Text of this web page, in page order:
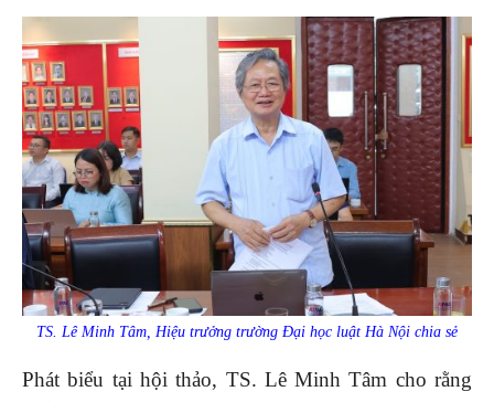
TS. Lê Minh Tâm, Hiệu trưởng trường Đại học luật Hà Nội chia sẻ
Phát biểu tại hội thảo, TS. Lê Minh Tâm cho rằng